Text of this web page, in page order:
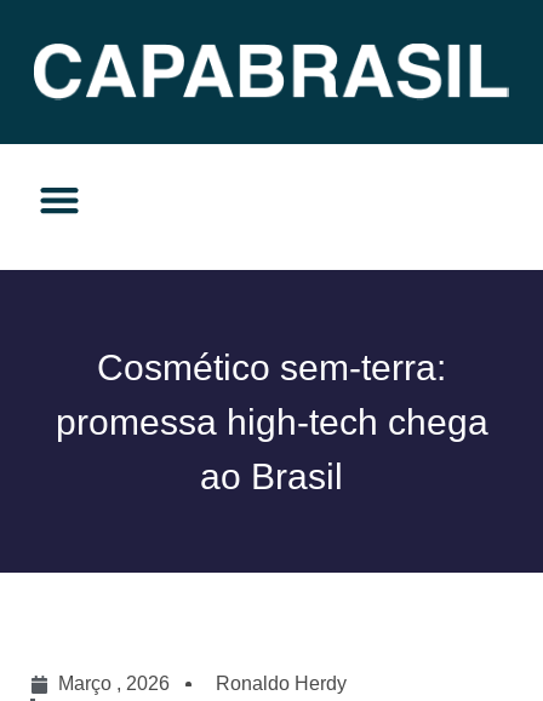
Cosmético sem-terra:
promessa high-tech chega
ao Brasil
Março , 2026 Ronaldo Herdy